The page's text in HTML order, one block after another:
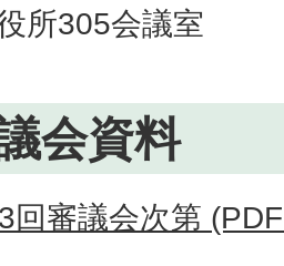
所305会議室
会資料
回審議会次第